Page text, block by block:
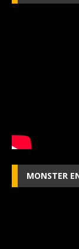
MONSTER